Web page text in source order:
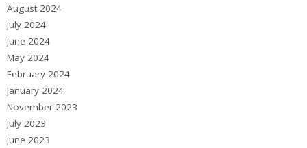
August 2024
July 2024
June 2024
May 2024
February 2024
January 2024
November 2023
July 2023
June 2023